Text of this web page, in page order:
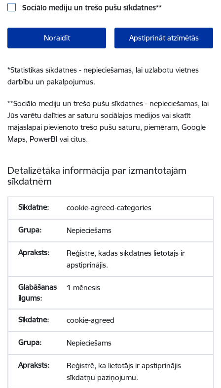
Sociālo mediju un trešo pušu sīkdatnes**
Noraidīt Apstiprināt atzīmētās
*Statistikas sīkdatnes - nepieciešamas, lai uzlabotu vietnes
darbību un pakalpojumus.
**Sociālo mediju un trešo pušu sīkdatnes - nepieciešamas, lai
Jūs varētu dalīties ar saturu sociālajos medijos vai skatīt
mājaslapai pievienoto trešo pušu saturu, piemēram, Google
Maps, PowerBI vai citus.
Detalizētāka informācija par izmantotajām
sīkdatnēm
cookie-agreed-categories
Nepieciešams
Reģistrē, kādas sīkdatnes lietotājs ir
apstiprinājis.
1 mēnesis
cookie-agreed
Nepieciešams
Reģistrē, ka lietotājs ir apstiprinājis
sīkdatņu paziņojumu.